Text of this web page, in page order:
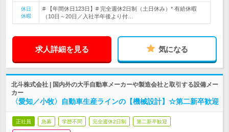
休日
休暇
# 【年間休日123日】# 完全週休2日制（土日休み）* 有給休暇
（10日～20日／入社半年後より付…
求人詳細を見る 気になる
北斗株式会社 | 国内外の大手自動車メーカーや製造会社と取引する設備メー
カー
〈愛知／小牧〉自動車生産ラインの【機械設計】☆第二新卒歓迎
正社員 急募 学歴不問 完全週休2日制 第二新卒歓迎